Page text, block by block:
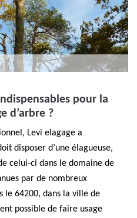
pour la
d’arbre ?
Levi elagage a
disposer d’une élagueuse,
celui-ci dans le domaine de
par de nombreux
le 64200, dans la ville de
possible de faire usage